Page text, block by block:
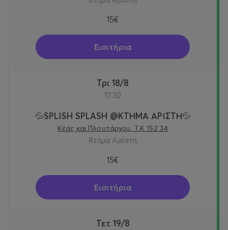
15€
Εισιτήρια
Τρι 18/8
17:30
💦SPLISH SPLASH @KTΗΜΑ ΑΡΙΣΤΗ💦
Κέας και Πλουτάρχου, Τ.Κ 152 34
Κτήμα Αρίστη
15€
Εισιτήρια
Τετ 19/8